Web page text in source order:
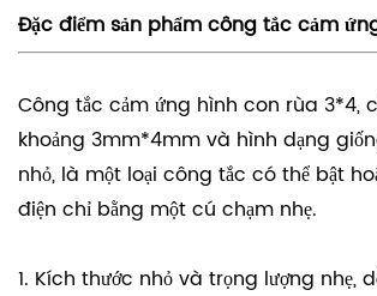
Đặc điểm sản phẩm công tắc cảm
Công tắc cảm ứng hình con rùa 3*4,
khoảng 3mm*4mm và hình dạng
nhỏ, là một loại công tắc có thể bật
điện chỉ bằng một cú chạm nhẹ.
1. Kích thước nhỏ và trọng lượng nhẹ,